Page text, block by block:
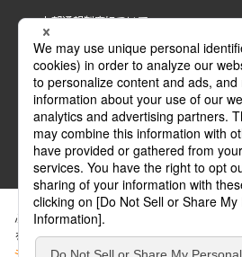
内部通報制度について
ぶんか社が運営するサイトでは、利便性向
を使用しています。 当社のCookieについて